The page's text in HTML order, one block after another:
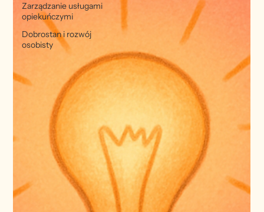
Zarządzanie usługami
opiekuńczymi
Dobrostan i rozwój
osobisty